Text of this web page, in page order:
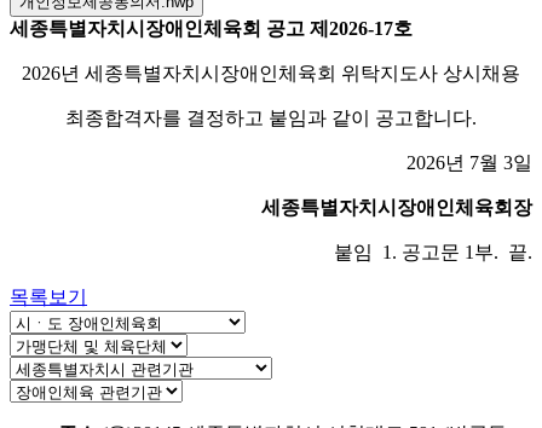
세종특별자치시장애인체육회 공고 제2026-17호
2026년 세종특별자치시장애인체육회 위탁지도사 상시채용
최종합격자를 결정하고 붙임과 같이 공고합니다.
2026년 7월 3일
세종특별자치시장애인체육회장
붙임 1. 공고문 1부. 끝.
목록보기